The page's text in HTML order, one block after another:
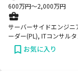
600万円〜2,000万円
サーバーサイドエンジニ
ーダー(PL), ITコンサルタ
お気に入り